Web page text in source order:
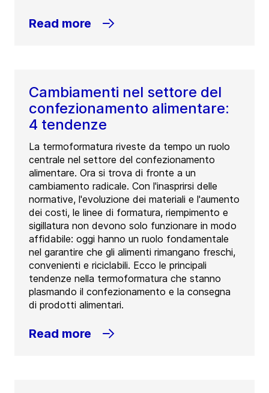
Read more
Cambiamenti nel settore del
confezionamento alimentare:
4 tendenze
La termoformatura riveste da tempo un ruolo
centrale nel settore del confezionamento
alimentare. Ora si trova di fronte a un
cambiamento radicale. Con l'inasprirsi delle
normative, l'evoluzione dei materiali e l'aumento
dei costi, le linee di formatura, riempimento e
sigillatura non devono solo funzionare in modo
affidabile: oggi hanno un ruolo fondamentale
nel garantire che gli alimenti rimangano freschi,
convenienti e riciclabili. Ecco le principali
tendenze nella termoformatura che stanno
plasmando il confezionamento e la consegna
di prodotti alimentari.
Read more